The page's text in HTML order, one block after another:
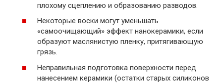
плохому сцеплению и образованию разводов.
Некоторые воски могут уменьшать
«самоочищающий» эффект нанокерамики, если
образуют маслянистую пленку, притягивающую
грязь.
Неправильная подготовка поверхности перед
нанесением керамики (остатки старых силиконов